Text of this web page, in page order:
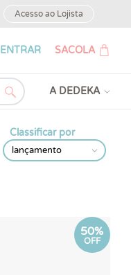
Acesso ao Lojista
ENTRAR SACOLA
A DEDEKA
Classificar por
50%
OFF